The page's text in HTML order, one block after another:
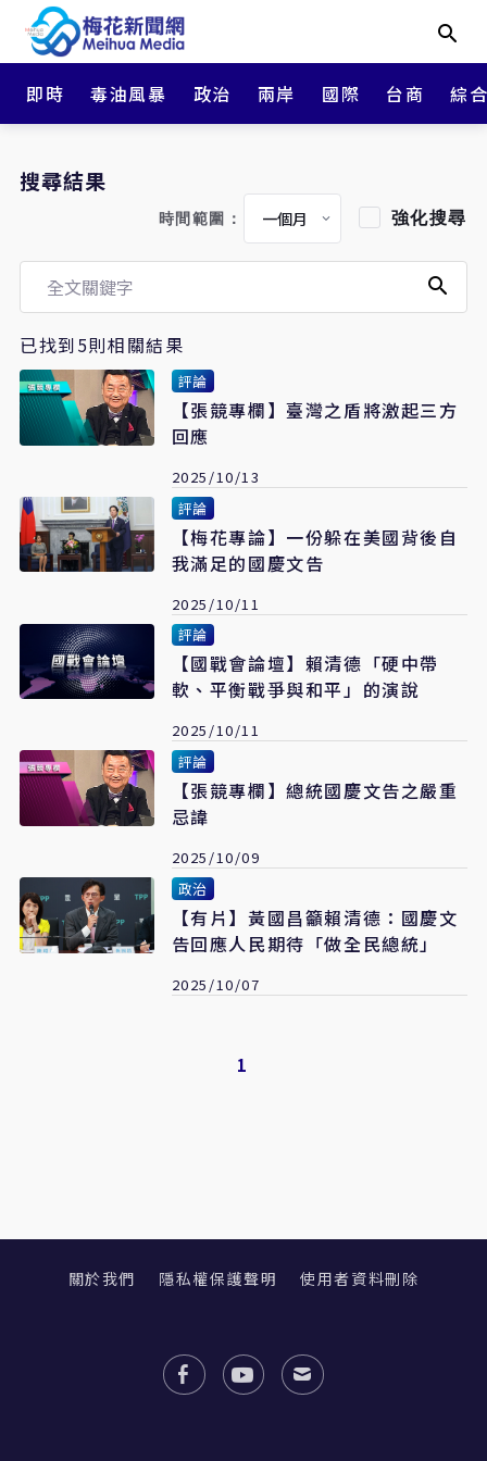
即時 毒油風暴 政治 兩岸 國際 台商 綜
搜尋結果
時間範圍： 強化搜尋
已找到5則相關結果
評論
【張競專欄】臺灣之盾將激起三方
回應
2025/10/13
評論
【梅花專論】一份躲在美國背後自
我滿足的國慶文告
2025/10/11
評論
【國戰會論壇】賴清德「硬中帶
軟、平衡戰爭與和平」的演說
2025/10/11
評論
【張競專欄】總統國慶文告之嚴重
忌諱
2025/10/09
政治
【有片】黃國昌籲賴清德：國慶文
告回應人民期待「做全民總統」
2025/10/07
1
關於我們 隱私權保護聲明 使用者資料刪除